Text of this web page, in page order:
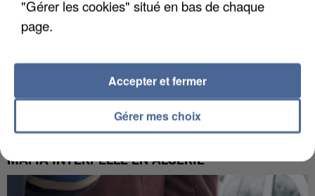
MAFIA INTERPELLÉ EN ALGÉRIE
"Gérer les cookies" situé en bas de chaque
page.
Gérer mes choix
Accepter et fermer